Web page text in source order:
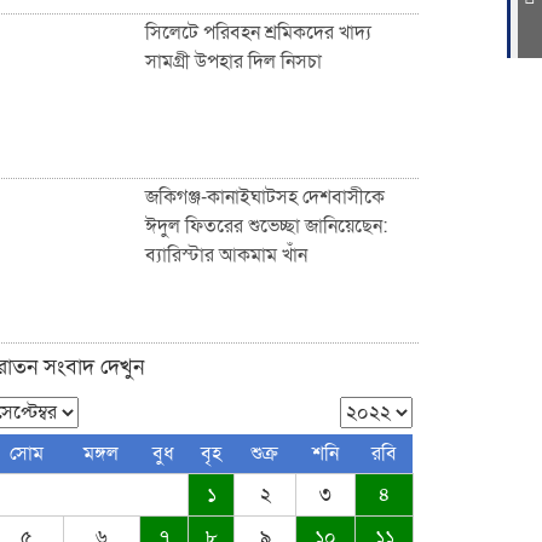
জকিগঞ্জ-কানাইঘাটসহ দেশবাসীকে
ঈদুল ফিতরের শুভেচ্ছা জানিয়েছেন:
ব্যারিস্টার আকমাম খাঁন
সিলেটে পরিবহন শ্রমিকদের খাদ্য
সামগ্রী উপহার দিল নিসচা
জকিগঞ্জ-কানাইঘাটসহ দেশবাসীকে
ঈদুল ফিতরের শুভেচ্ছা জানিয়েছেন:
ব্যারিস্টার আকমাম খাঁন
সংবাদ দেখুন
সোম মঙ্গল বুধ বৃহ শুক্র শনি
রবি
১
২ ৩
৪